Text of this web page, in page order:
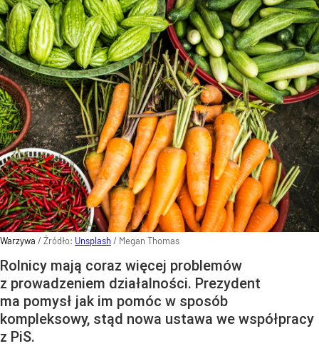
Warzywa / Źródło: Unsplash / Megan Thomas
Rolnicy mają coraz więcej problemów
z prowadzeniem działalności. Prezydent
ma pomysł jak im pomóc w sposób
kompleksowy, stąd nowa ustawa we współpracy
z PiS.